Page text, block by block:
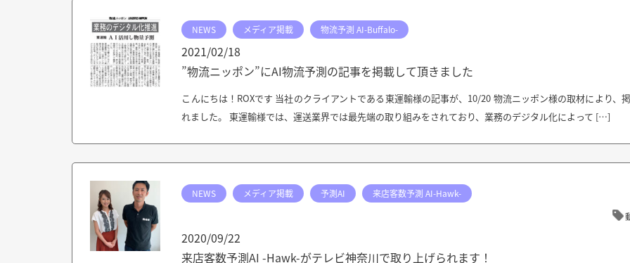
NEWS メディア掲載 物流予測 AI-Buffalo-
2021/02/18
”物流ニッポン”にAI物流予測の記事を掲載して頂きました
こんにちは！ROXです 当社のクライアントである東運輸様の記事が、10/20 物流ニッポン様の取材により、
れました。 東運輸様では、運送業界では最先端の取り組みをされており、業務のデジタル化によって […]
NEWS メディア掲載 予測AI
来店客数予測 AI-Hawk-
2020/09/22
来店客数予測AI -Hawk-がテレビ神奈川で取り上げられます！